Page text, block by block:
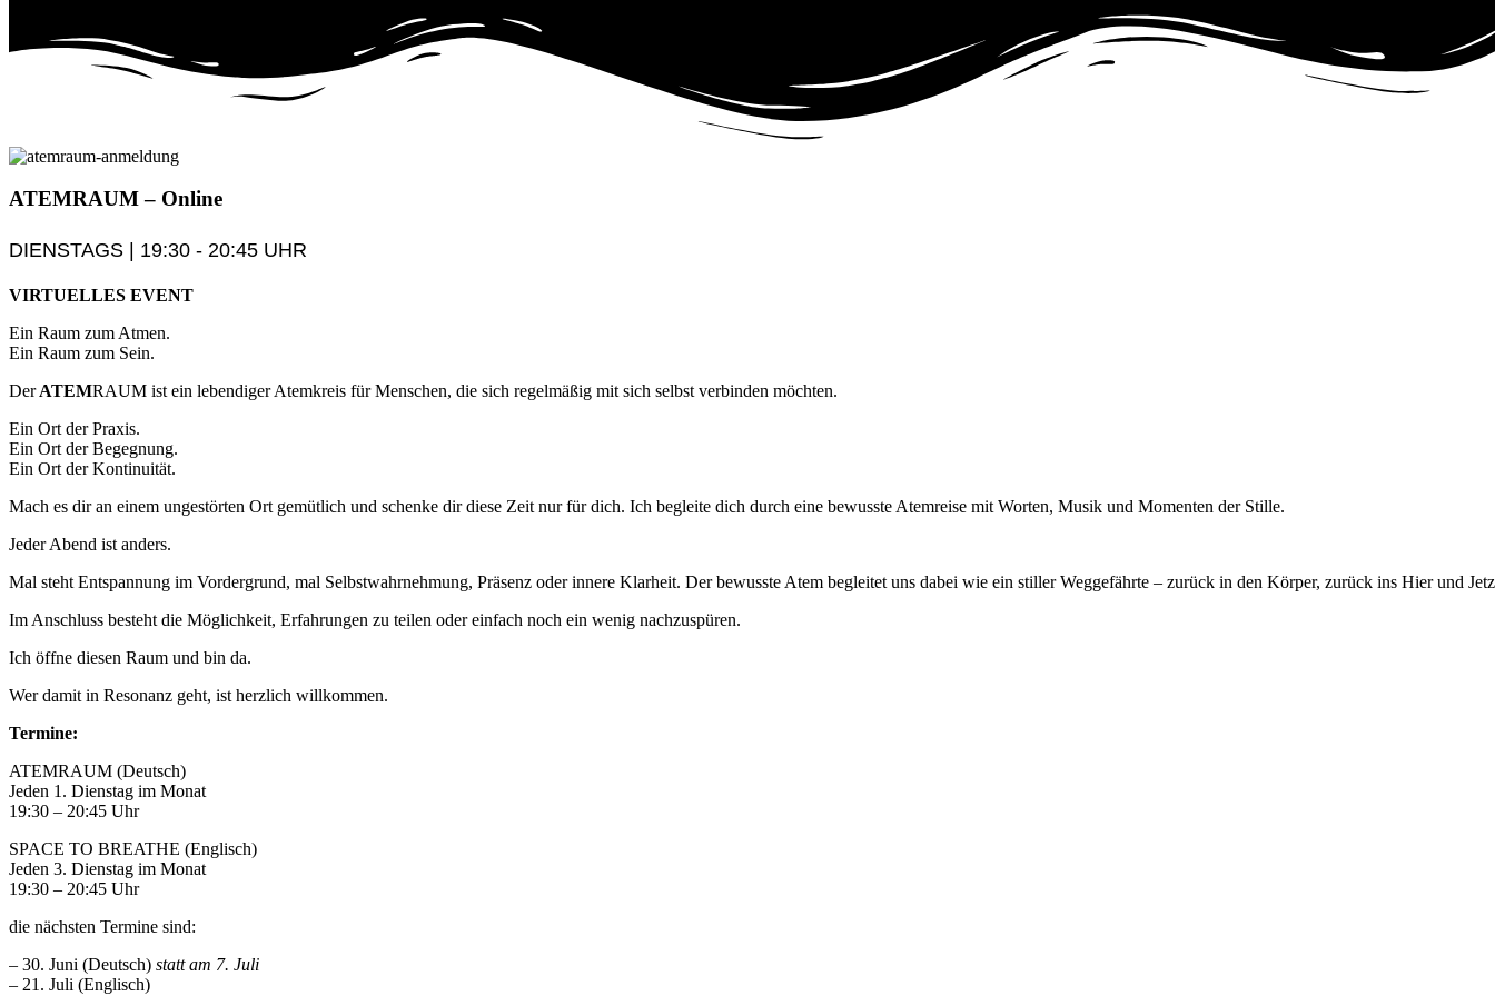
ATEMRAUM– Online
DIENSTAGS | 19:30 - 20:45 UHR
VIRTUELLES EVENT
Ein Raum zum Atmen.
Ein Raum zum Sein.
DerATEMRAUM ist ein lebendiger Atemkreis für Menschen, die sich regelmäßig mit sich selbst verbinden möchten.
Ein Ort der Praxis.
Ein Ort der Begegnung.
Ein Ort der Kontinuität.
Mach es dir an einem ungestörten Ort gemütlich und schenke dir diese Zeit nur für dich. Ich begleite dich durch eine bewusste Atemreise mit Worten, Musik und Momenten der Stille.
Jeder Abend ist anders.
Mal steht Entspannung im Vordergrund, mal Selbstwahrnehmung, Präsenz oder innere Klarheit. Der bewusste Atem begleitet uns dabei wie ein stiller Weggefährte – zurück in den Körper, zurück ins Hier und
Im Anschluss besteht die Möglichkeit, Erfahrungen zu teilen oder einfach noch ein wenig nachzuspüren.
Ich öffne diesen Raum und bin da.
Wer damit in Resonanz geht, ist herzlich willkommen.
Termine:
ATEMRAUM (Deutsch)
Jeden 1. Dienstag im Monat
19:30 – 20:45 Uhr
SPACE TO BREATHE (Englisch)
Jeden 3. Dienstag im Monat
19:30 – 20:45 Uhr
die nächsten Termine sind:
– 30. Juni (Deutsch) statt am 7. Juli
– 21. Juli (Englisch)